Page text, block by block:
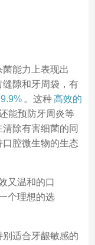
能力上表现出
隙和牙周袋，有
。这种 高效的
还能预防牙周炎等
除有害细菌的同
腔微生物的生态
又温和的口
个理想的选
适合牙龈敏感的